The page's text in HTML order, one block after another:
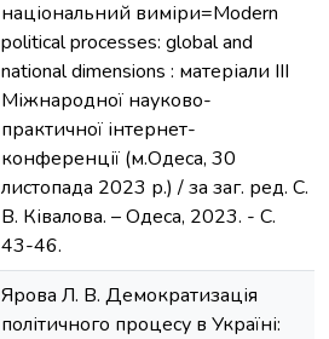
національний виміри=Modern
political processes: global and
national dimensions : матеріали ІІІ
Міжнародної науково-
практичної інтернет-
конференції (м.Одеса, 30
листопада 2023 р.) / за заг. ред. С.
В. Ківалова. – Одеса, 2023. - С.
43-46.
Ярова Л. В. Демократизація
політичного процесу в Україні: